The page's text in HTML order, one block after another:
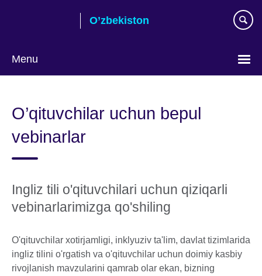
O’zbekiston
Menu
language
O’qituvchilar uchun bepul
vebinarlar
Ingliz tili o'qituvchilari uchun qiziqarli
vebinarlarimizga qo'shiling
O'qituvchilar xotirjamligi, inklyuziv ta'lim, davlat tizimlarida
ingliz tilini o'rgatish va o'qituvchilar uchun doimiy kasbiy
rivojlanish mavzularini qamrab olar ekan, bizning